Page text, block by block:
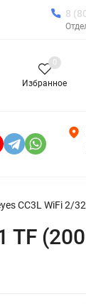
8
Избранное
0
CC3L WiFi 2/
TF